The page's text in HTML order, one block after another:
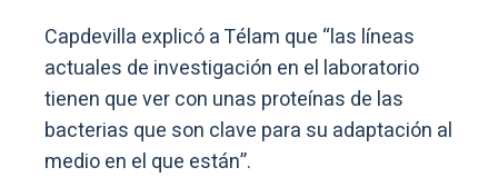
Capdevilla explicó a Télam que “las líneas
actuales de investigación en el laboratorio
tienen que ver con unas proteínas de las
bacterias que son clave para su adaptación al
medio en el que están”.